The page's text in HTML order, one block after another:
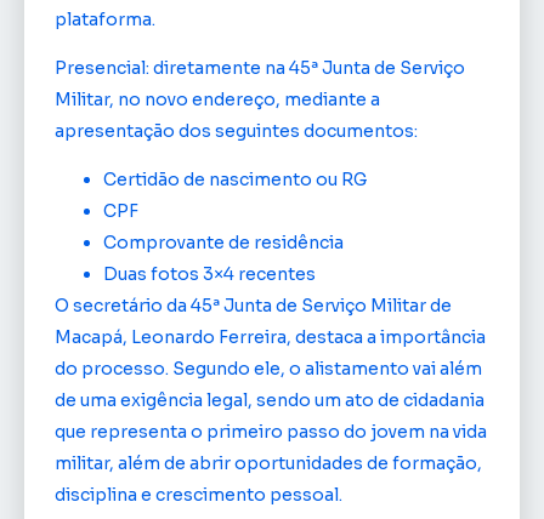
plataforma.
Presencial: diretamente na 45ª Junta de Serviço
Militar, no novo endereço, mediante a
apresentação dos seguintes documentos:
Certidão de nascimento ou RG
CPF
Comprovante de residência
Duas fotos 3×4 recentes
O secretário da 45ª Junta de Serviço Militar de
Macapá, Leonardo Ferreira, destaca a importância
do processo. Segundo ele, o alistamento vai além
de uma exigência legal, sendo um ato de cidadania
que representa o primeiro passo do jovem na vida
militar, além de abrir oportunidades de formação,
disciplina e crescimento pessoal.